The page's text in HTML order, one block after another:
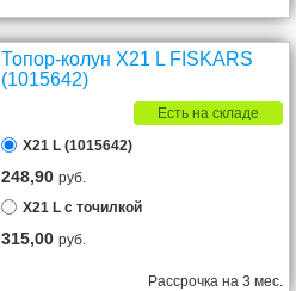
Топор-колун X21 L FISKARS
(1015642)
Есть на складе
X21 L (1015642)
248,90руб.
X21 L с точилкой
315,00руб.
Рассрочка на 3 мес.